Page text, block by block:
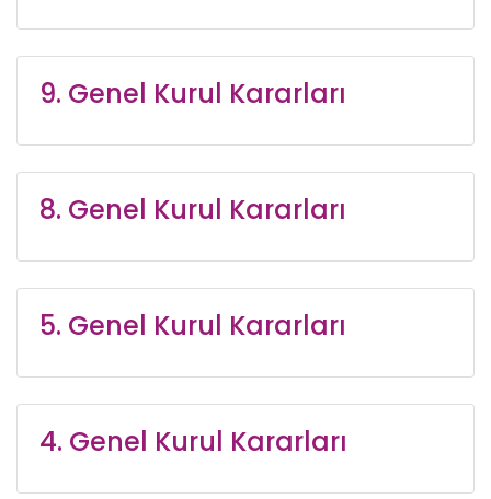
9. Genel Kurul Kararları
8. Genel Kurul Kararları
5. Genel Kurul Kararları
4. Genel Kurul Kararları